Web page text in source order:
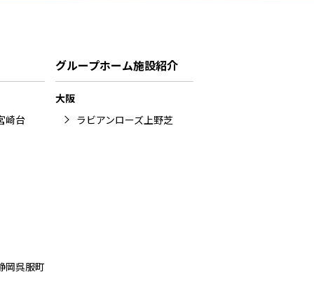
崎台
岡呉服町
グループホーム施設紹介
大阪
ラビアンローズ上野芝